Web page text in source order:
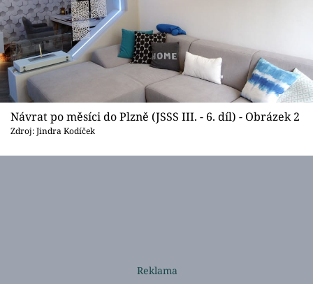
Návrat po měsíci do Plzně (JSSS III. - 6. díl) - Obrázek 2
Zdroj: Jindra Kodíček